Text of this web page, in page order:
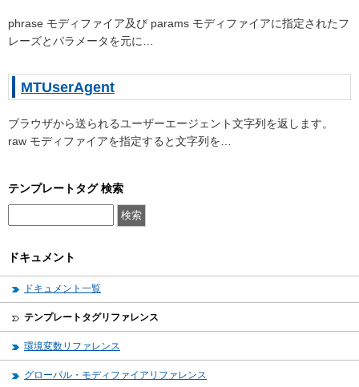
phrase モディファイア及び params モディファイアに指定されたフ
レーズとパラメータを元に…
MTUserAgent
ブラウザから送られるユーザーエージェント文字列を返します。
raw モディファイアを指定すると文字列を…
テンプレートタグ 検索
ドキュメント
ドキュメント一覧
テンプレートタグリファレンス
環境変数リファレンス
グローバル・モディファイアリファレンス